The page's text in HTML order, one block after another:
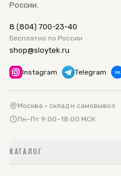
России.
8 (804) 700-23-40
Бесплатно по России
shop@sloytek.ru
Instagram Telegram VK
Москва · склад и самовывоз
Пн–Пт 9:00–18:00 МСК
КАТАЛОГ